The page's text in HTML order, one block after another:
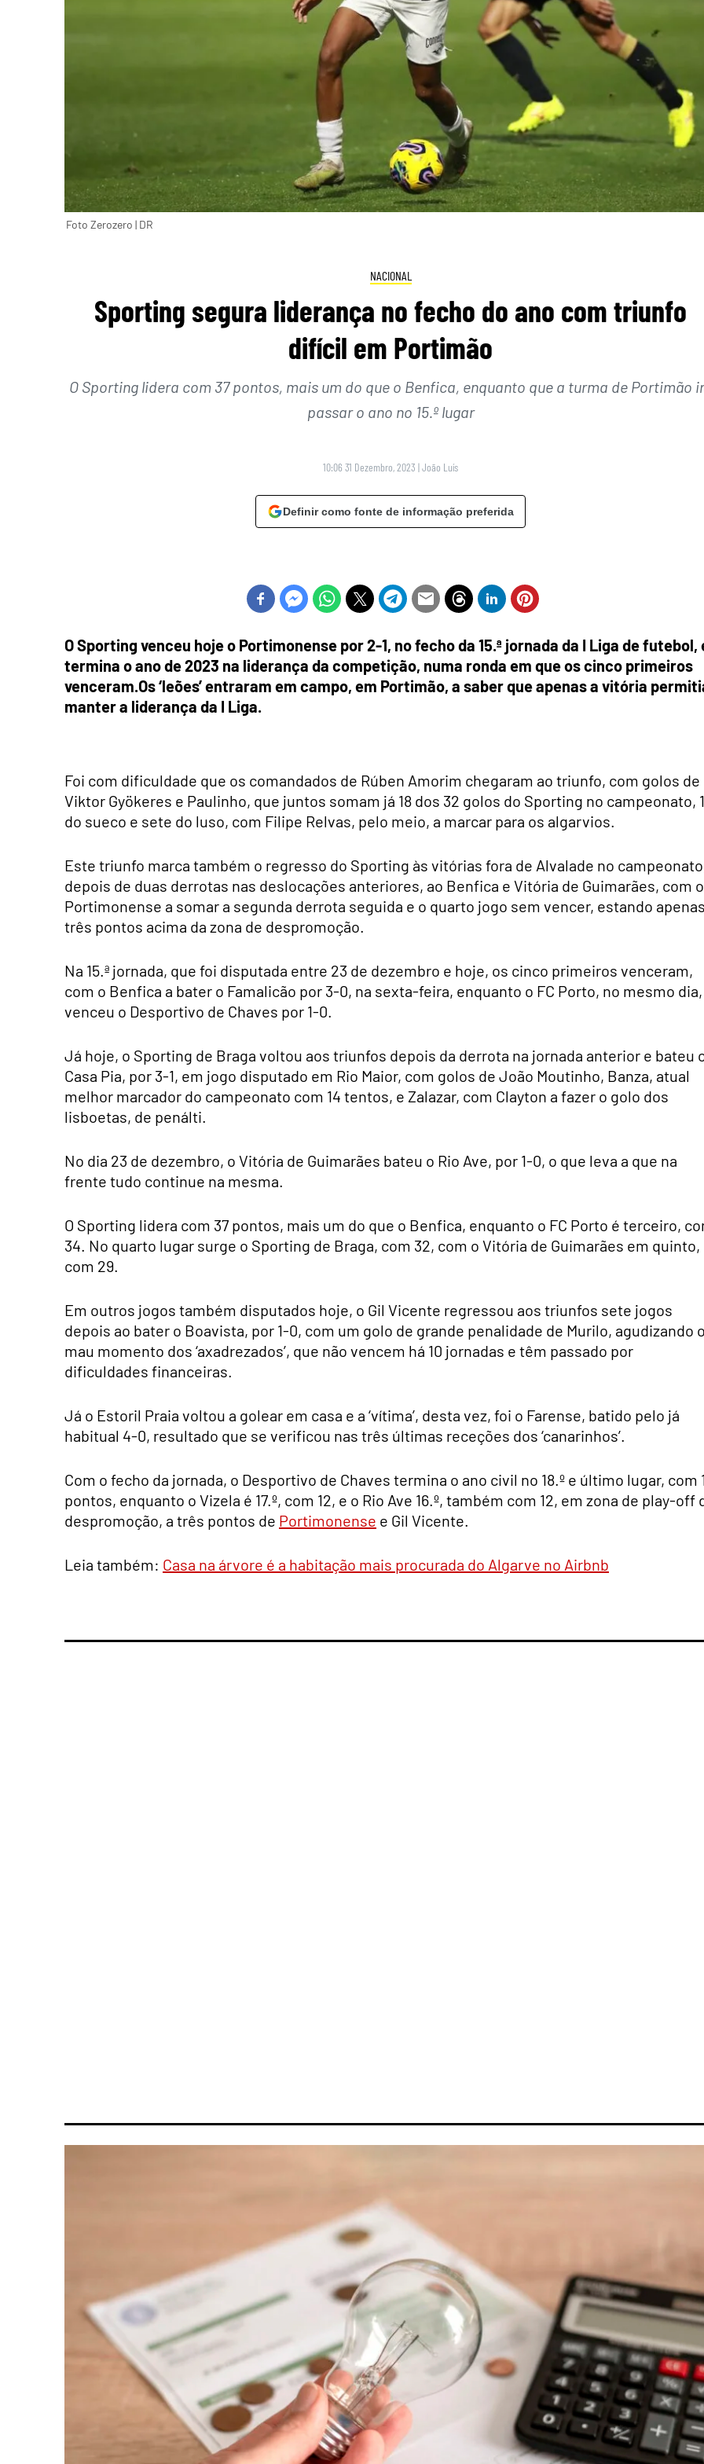
Foto Zerozero | DR
NACIONAL
Sporting segura liderança no fecho do ano com triunfo
difícil em Portimão
O Sporting lidera com 37 pontos, mais um do que o Benfica, enquanto que a turma de Portimão
passar o ano no 15.º lugar
10:06 31 Dezembro, 2023 |João Luís
Definir como fonte de informação preferida
O Sporting venceu hoje o Portimonense por 2-1, no fecho da 15.ª jornada da I Liga de futebol,
termina o ano de 2023 na liderança da competição, numa ronda em que os cinco primeiros
venceram.Os ‘leões’ entraram em campo, em Portimão, a saber que apenas a vitória
manter a liderança da I Liga.
Foi com dificuldade que os comandados de Rúben Amorim chegaram ao triunfo, com golos de
Viktor Gyökeres e Paulinho, que juntos somam já 18 dos 32 golos do Sporting no campeonato,
do sueco e sete do luso, com Filipe Relvas, pelo meio, a marcar para os algarvios.
Este triunfo marca também o regresso do Sporting às vitórias fora de Alvalade no
depois de duas derrotas nas deslocações anteriores, ao Benfica e Vitória de Guimarães, com o
Portimonense a somar a segunda derrota seguida e o quarto jogo sem vencer, estando apenas
três pontos acima da zona de despromoção.
Na 15.ª jornada, que foi disputada entre 23 de dezembro e hoje, os cinco primeiros venceram,
com o Benfica a bater o Famalicão por 3-0, na sexta-feira, enquanto o FC Porto, no mesmo dia,
venceu o Desportivo de Chaves por 1-0.
Já hoje, o Sporting de Braga voltou aos triunfos depois da derrota na jornada anterior e bateu
Casa Pia, por 3-1, em jogo disputado em Rio Maior, com golos de João Moutinho, Banza, atual
melhor marcador do campeonato com 14 tentos, e Zalazar, com Clayton a fazer o golo dos
lisboetas, de penálti.
No dia 23 de dezembro, o Vitória de Guimarães bateu o Rio Ave, por 1-0, o que leva a que na
frente tudo continue na mesma.
O Sporting lidera com 37 pontos, mais um do que o Benfica, enquanto o FC Porto é terceiro,
34. No quarto lugar surge o Sporting de Braga, com 32, com o Vitória de Guimarães em quinto,
com 29.
Em outros jogos também disputados hoje, o Gil Vicente regressou aos triunfos sete jogos
depois ao bater o Boavista, por 1-0, com um golo de grande penalidade de Murilo, agudizando o
mau momento dos ‘axadrezados’, que não vencem há 10 jornadas e têm passado por
dificuldades financeiras.
Já o Estoril Praia voltou a golear em casa e a ‘vítima’, desta vez, foi o Farense, batido pelo já
habitual 4-0, resultado que se verificou nas três últimas receções dos ‘canarinhos’.
Com o fecho da jornada, o Desportivo de Chaves termina o ano civil no 18.º e último lugar, com
pontos, enquanto o Vizela é 17.º, com 12, e o Rio Ave 16.º, também com 12, em zona de play-off
despromoção, a três pontos de Portimonense e Gil Vicente.
Leia também: Casa na árvore é a habitação mais procurada do Algarve no Airbnb